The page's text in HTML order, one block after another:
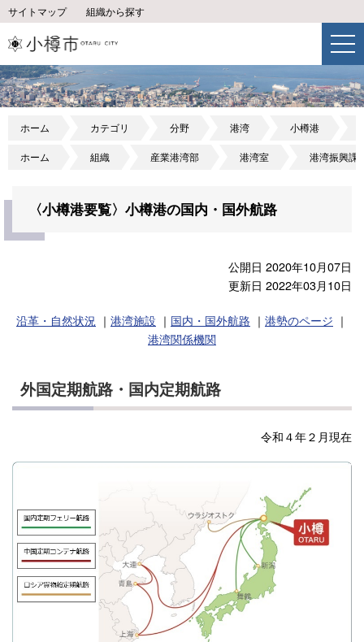
サイトマップ 組織から探す
ホーム カテゴリ 分野 港湾 小樽港
ホーム 組織 産業港湾部 港湾室 港湾振興課
〈小樽港要覧〉小樽港の国内・国外航路
公開日 2020年10月07日
更新日 2022年03月10日
沿革・自然状況 ｜ 港湾施設 ｜ 国内・国外航路 ｜ 港勢のページ ｜
港湾関係機関
外国定期航路・国内定期航路
令和４年２月現在